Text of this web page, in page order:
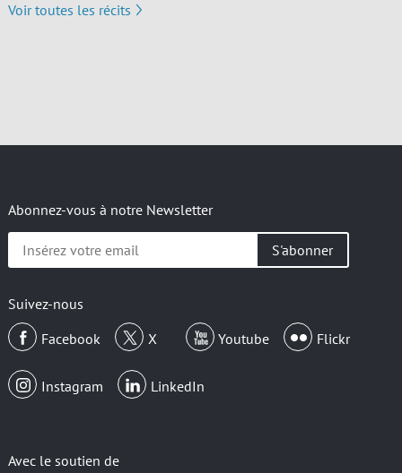
Voir toutes les récits
Abonnez-vous à notre Newsletter
Insérez
votre
Suivez-nous
Facebook
X Youtube Flickr
Instagram LinkedIn
Avec le soutien de